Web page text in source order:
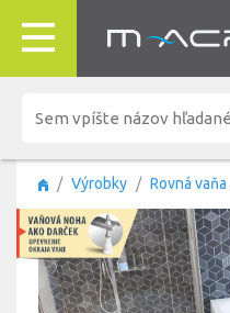
Výrobky Rovná vaňa